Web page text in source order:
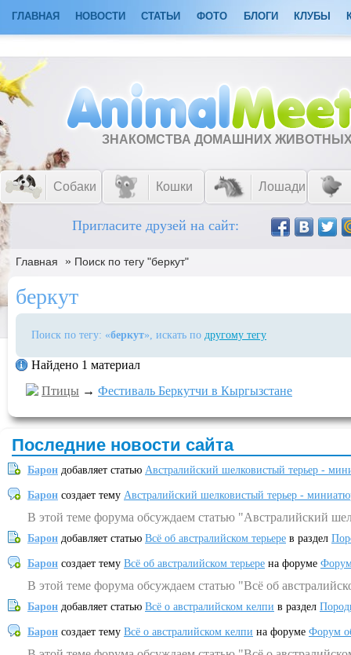
ГЛАВНАЯ НОВОСТИ СТАТЬИ ФОТО БЛОГИ КЛУБЫ
ЗНАКОМСТВА ДОМАШНИХ
Собаки Кошки Лошади
Пригласите друзей на сайт:
Главная » Поиск по тегу "беркут"
беркут
Поиск по тегу: «беркут», искать по другому тегу
Найдено 1 материал
Птицы → Фестиваль Беркутчи в Кыргызстане
Последние новости сайта
Барон добавляет статью Австралийский шелковистый терьер -
Барон создает тему Австралийский шелковистый терьер -
В этой теме форума обсуждаем статью "Австралийский
Барон добавляет статью Всё об австралийском терьере в раздел
Барон создает тему Всё об австралийском терьере на форуме
В этой теме форума обсуждаем статью "Всё об
Барон добавляет статью Всё о австралийском келпи в раздел
Барон создает тему Всё о австралийском келпи на форуме Форум